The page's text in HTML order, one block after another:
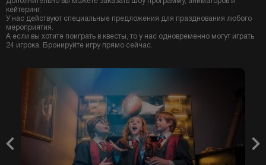
кейтеринг.
У нас действуют специальные предложения для празднования любого
мероприятия.
А если вы хотите поиграть в квесты, то у нас одновременно могут играть
24 игрока. Бронируйте игру прямо сейчас.
Previous